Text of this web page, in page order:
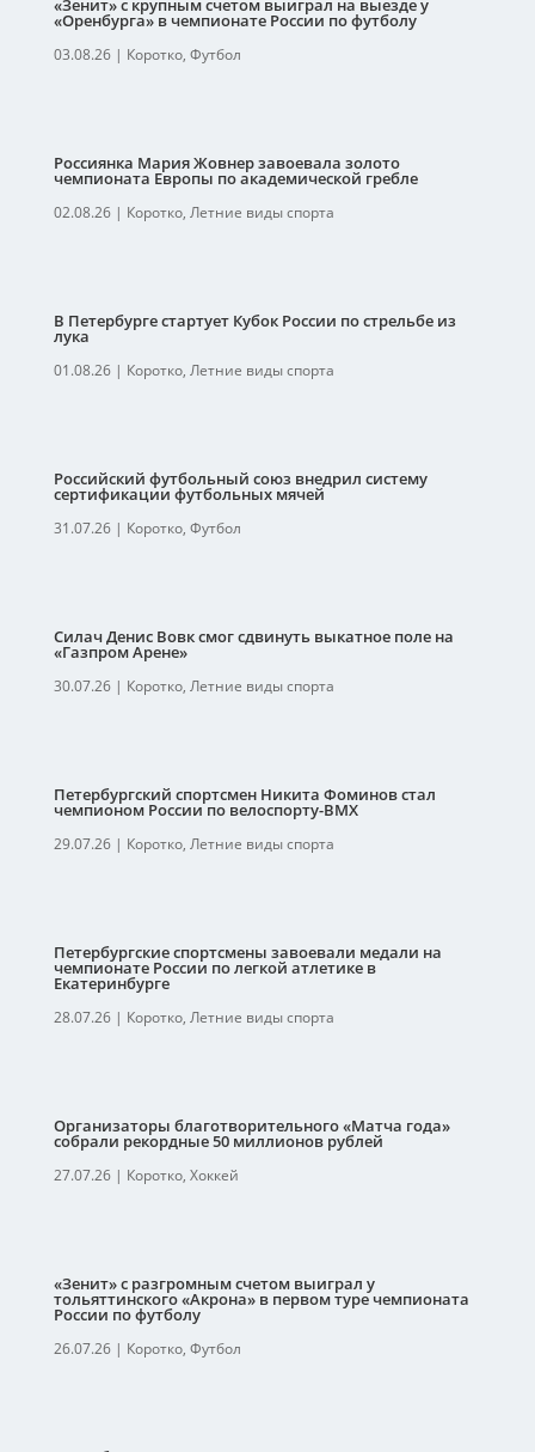
«Зенит» с крупным счетом выиграл на выезде у
«Оренбурга» в чемпионате России по футболу
03.08.26| Коротко, Футбол
Россиянка Мария Жовнер завоевала золото
чемпионата Европы по академической гребле
02.08.26| Коротко, Летние виды спорта
В Петербурге стартует Кубок России по стрельбе из
лука
01.08.26| Коротко, Летние виды спорта
Российский футбольный союз внедрил систему
сертификации футбольных мячей
31.07.26| Коротко, Футбол
Силач Денис Вовк смог сдвинуть выкатное поле на
«Газпром Арене»
30.07.26| Коротко, Летние виды спорта
Петербургский спортсмен Никита Фоминов стал
чемпионом России по велоспорту-ВМХ
29.07.26| Коротко, Летние виды спорта
Петербургские спортсмены завоевали медали на
чемпионате России по легкой атлетике в
Екатеринбурге
28.07.26| Коротко, Летние виды спорта
Организаторы благотворительного «Матча года»
собрали рекордные 50 миллионов рублей
27.07.26| Коротко, Хоккей
«Зенит» с разгромным счетом выиграл у
тольяттинского «Акрона» в первом туре чемпионата
России по футболу
26.07.26| Коротко, Футбол